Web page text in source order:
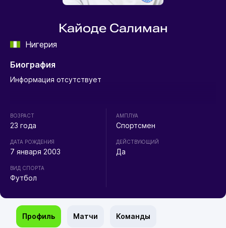
Кайоде Салиман
Нигерия
Биография
Информация отсутствует
ВОЗРАСТ
23 года
ДАТА РОЖДЕНИЯ
7 января 2003
ВИД СПОРТА
Футбол
АМПЛУА
Спортсмен
ДЕЙСТВУЮЩИЙ
Да
Профиль Матчи Команды